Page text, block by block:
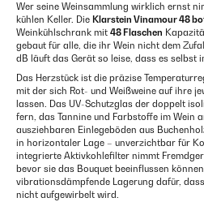
Wer seine Weinsammlung wirklich ernst
kühlen Keller. Die Klarstein Vinamour 48
Weinkühlschrank mit 48 Flaschen
gebaut für alle, die ihr Wein nicht dem
dB läuft das Gerät so leise, dass es selbst
Das Herzstück ist die präzise
mit der sich Rot- und Weißweine auf ihre
lassen. Das UV-Schutzglas der doppelt
fern, das Tannine und Farbstoffe im Wein
ausziehbaren Einlegeböden aus
in horizontaler Lage – unverzichtbar für
integrierte Aktivkohlefilter nimmt
bevor sie das Bouquet beeinflussen
vibrationsdämpfende Lagerung dafür,
nicht aufgewirbelt wird.